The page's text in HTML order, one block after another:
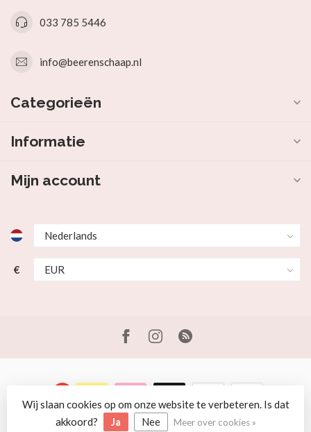
033 785 5446
info@beerenschaap.nl
Categorieën
Informatie
Mijn account
€
© Copyright 2026 Beer en Schaap
Wij slaan cookies op om onze website te verbeteren. Is dat
akkoord?
Ja Nee Meer over cookies »